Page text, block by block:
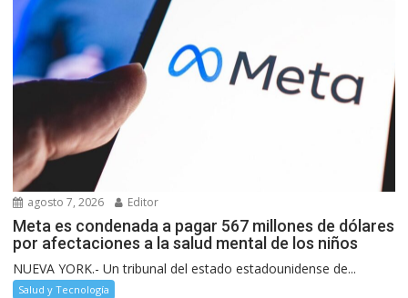
agosto 7, 2026 Editor
Meta es condenada a pagar 567 millones de dólares
por afectaciones a la salud mental de los niños
NUEVA YORK.- Un tribunal del estado estadounidense de...
Salud y Tecnología